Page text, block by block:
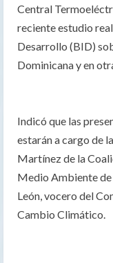
Central
reciente estudio
Desarrollo (BID)
Dominicana y en
Indicó que las
estarán a cargo de
Martínez de la
Medio Ambiente de
León, vocero del
Cambio Climático.